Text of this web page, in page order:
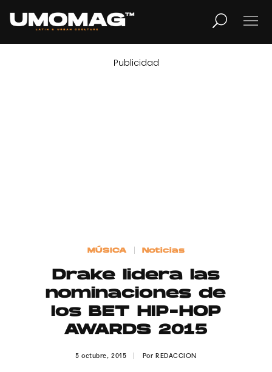
LIFESTYLE
Contacto
Aviso Legal
Publicidad
MÚSICA Noticias
Drake lidera las
nominaciones de
los BET HIP-HOP
AWARDS 2015
5 octubre, 2015 PorREDACCION